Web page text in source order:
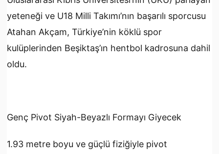
yeteneği ve U18 Milli Takımı’nın başarılı sporcusu
Atahan Akçam, Türkiye’nin köklü spor
kulüplerinden Beşiktaş’ın hentbol kadrosuna dahil
oldu.
Genç Pivot Siyah-Beyazlı Formayı Giyecek
1.93 metre boyu ve güçlü fiziğiyle pivot